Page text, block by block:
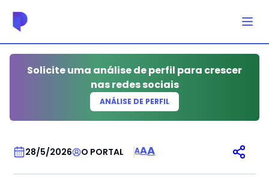
Solicite uma análise de perfil para crescer
nas redes sociais
ANÁLISE DE PERFIL
28/5/2026 O PORTAL
TODOS OS NICHOS AAA